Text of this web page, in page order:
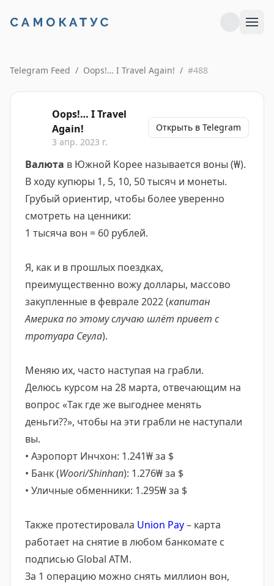
Telegram Feed / Oops!… I Travel Again! / #488
Oops!… I Travel
Again!
3 апр. 2023 г.
Открыть в Telegram
Валюта в Южной Корее называется воны (₩).
В ходу купюры 1, 5, 10, 50 тысяч и монеты.
Грубый ориентир, чтобы более уверенно
смотреть на ценники:
1 тысяча вон = 60 рублей.
Я, как и в прошлых поездках,
преимущественно вожу доллары, массово
закупленные в феврале 2022 (капитан
Америка по этому случаю шлёт привет с
тротуара Сеула).
Меняю их, часто наступая на грабли.
Делюсь курсом на 28 марта, отвечающим на
вопрос «Так где же выгоднее менять
деньги??», чтобы на эти грабли не наступали
вы.
• Аэропорт Инчхон: 1.241₩ за $
• Банк (Woori/Shinhan): 1.276₩ за $
• Уличные обменники: 1.295₩ за $
Также протестировала Union Pay– карта
работает на снятие в любом банкомате с
подписью Global ATM.
За 1 операцию можно снять миллион вон,